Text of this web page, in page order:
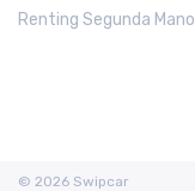
Renting Segunda Mano
© 2026 Swipcar